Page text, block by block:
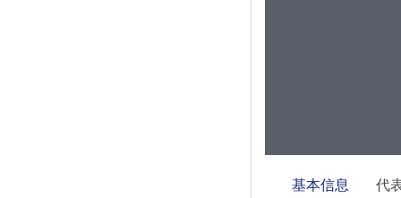
基本信息 代